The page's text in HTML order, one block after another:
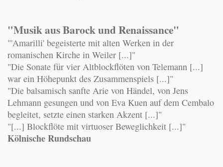
"Musik aus Barock und Renaissance"
"'Amarilli' begeisterte mit alten Werken in der
romanischen Kirche in Weiler [...]"
"Die Sonate für vier Altblockflöten von Telemann [...]
war ein Höhepunkt des Zusammenspiels [...]"
"Die balsamisch sanfte Arie von Händel, von Jens
Lehmann gesungen und von Eva Kuen auf dem Cembalo
begleitet, setzte einen starken Akzent [...]"
"[...] Blockflöte mit virtuoser Beweglichkeit [...]"
Kölnische Rundschau